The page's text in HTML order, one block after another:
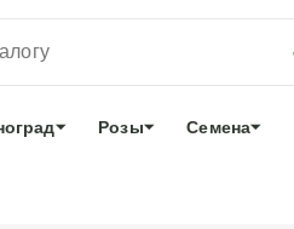
ЛУЧШЕЕ
Розы Семена